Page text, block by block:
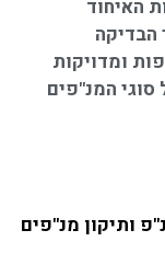
האיחוד
הבדיקה
ומדויקות
סוגי המנ"פים
ותיקון מנ"פים